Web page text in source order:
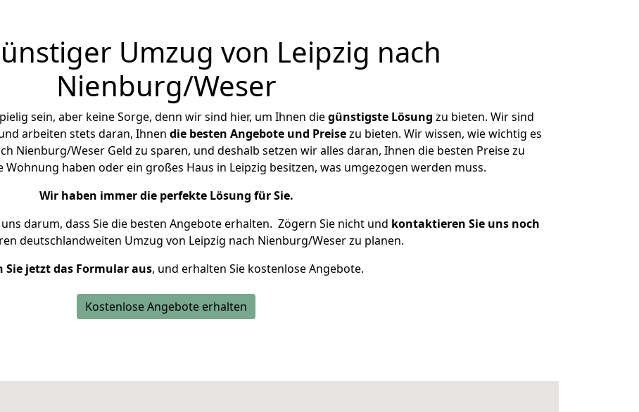
Umzug von Leipzig nach
Nienburg/Weser
sein, aber keine Sorge, denn wir sind hier, um Ihnen diegünstigste Lösung zu bieten. Wir sind
arbeiten stets daran, Ihnen die besten Angebote und Preisezu bieten. Wir wissen, wie wichtig es
Nienburg/Weser Geld zu sparen, und deshalb setzen wir alles daran, Ihnen die besten Preise zu
Wohnung haben oder ein großes Haus in Leipzig besitzen, was umgezogen werden muss.
Wir haben immer die perfekte Lösung für Sie.
darum, dass Sie die besten Angebote erhalten. Zögern Sie nicht und kontaktieren Sie uns noch
deutschlandweiten Umzug von Leipzig nach Nienburg/Weser zu planen.
Sie jetzt das Formular aus, und erhalten Sie kostenlose Angebote.
Kostenlose Angebote erhalten